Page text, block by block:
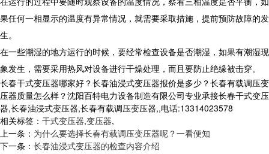
果任何一相显示的温度有异常情况，就需要采取措施，提前预防故障的发
生。
在一些潮湿的地方运行的时候，要经常检查设备是否潮湿，如果有潮湿现
象发生，需要采用热风对设备进行干燥处理，而且要防止绝缘被击穿。
长春干式变压器哪家好？长春油浸式变压器报价是多少？长春有载调压变
压器质量怎么样？沈阳百特电力设备制造有限公司专业承接长春干式变压
器,长春油浸式变压器,长春有载调压变压器,,电话:13314023578
相关标签： 干式变压器,变压器,
上一条： 为什么要选择长春有载调压变压器呢？一看便知
下一条： 长春油浸式变压器的检查内容介绍